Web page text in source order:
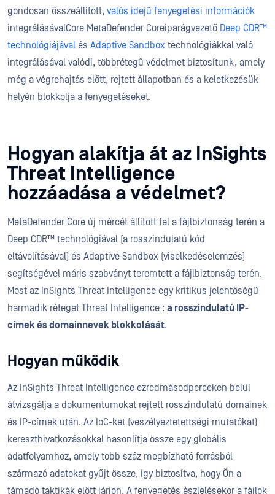
gondosan összeállított, valós idejű fenyegetési információk
integrálásávalCore MetaDefender Coreiparágvezető Deep CDR™
technológiájával és Adaptive Sandbox technológiákkal való
integrálásával valódi, többrétegű védelmet biztosítunk, amely
még a végrehajtás előtt, rejtett állapotban és a keletkezésük
helyén blokkolja a fenyegetéseket.
Hogyan alakítja át az InSights
Threat Intelligence
hozzáadása a védelmet?
MetaDefender Core új mércét állított fel a fájlbiztonság terén a
Deep CDR™ technológiával (a rosszindulatú kód
eltávolításával) és Adaptive Sandbox (viselkedéselemzés)
segítségével máris szabványt teremtett a fájlbiztonság terén.
Most az InSights Threat Intelligence egy kritikus jelentőségű
harmadik réteget Threat Intelligence : a rosszindulatú IP-
címek és domainnevek blokkolását.
Hogyan működik
Az InSights Threat Intelligence ezredmásodperceken belül
átvizsgálja a dokumentumokat rejtett rosszindulatú domainek
és IP-címek után. Az IoC-ket (veszélyeztetettségi mutatókat)
kereszthivatkozásokkal hasonlítja össze egy globális
adatfolyamhoz, amely több száz megbízható forrásból
származó adatokat gyűjt össze, így biztosítva, hogy Ön a
támadó taktikák előtt járjon. A fenyegetés észlelésekor a fájlok